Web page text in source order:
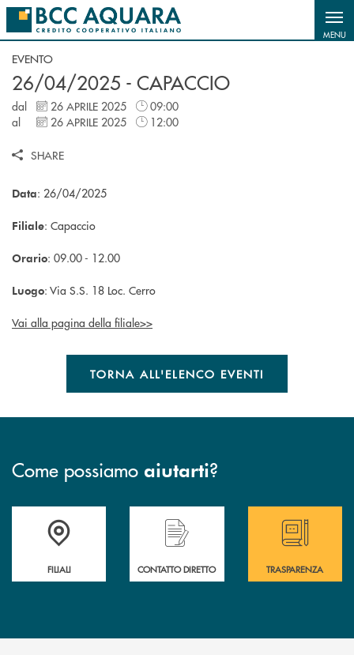
Salta al contenuto principale
MENU
EVENTO
26/04/2025 - CAPACCIO
dal 26 APRILE 2025
09:00
al
26 APRILE 2025 12:00
SHARE
Data: 26/04/2025
Filiale: Capaccio
Orario: 09.00 - 12.00
Luogo: Via S.S. 18 Loc. Cerro
Vai alla pagina della filiale>>
TORNA ALL'ELENCO EVENTI
Come possiamo aiutarti?
Trova la filiale più vicina a te
FILIALI
Hai bisogno di assistenza immediata ?
CONTATTO DIRETTO
Hai bisogno di
TRASPARENZA